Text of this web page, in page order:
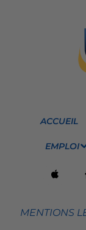
ACCUEIL
EMPLOI
MENTIONS